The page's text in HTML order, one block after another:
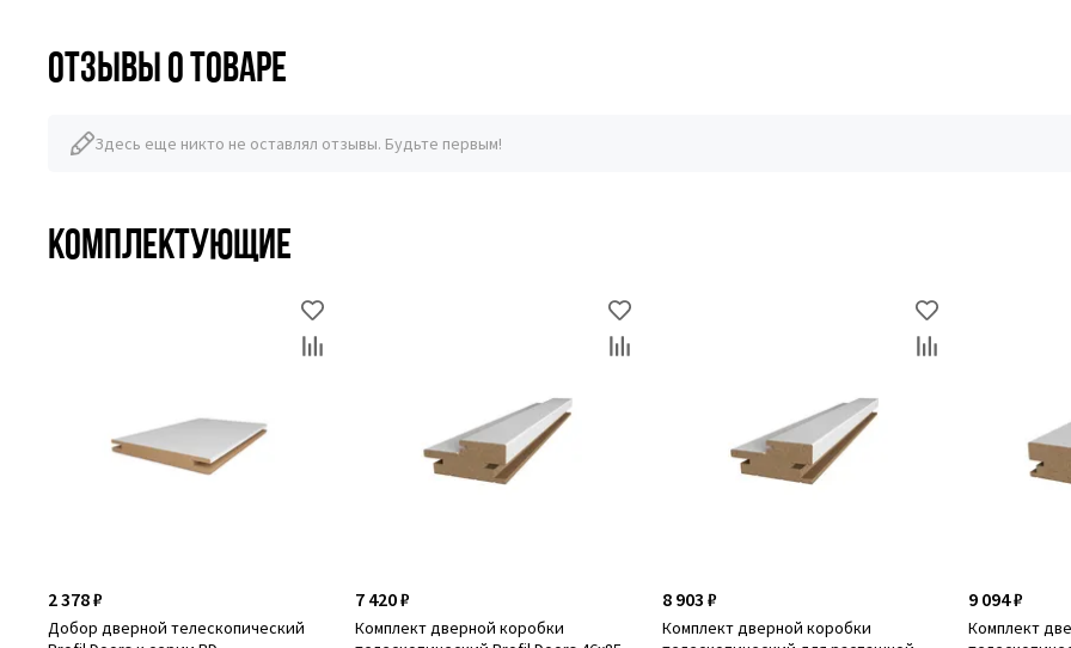
Отзывы о товаре
Здесь еще никто не оставлял отзывы. Будьте первым!
Комплектующие
2 378 ₽
Добор дверной телескопический
7 420 ₽
Комплект дверной коробки
8 903 ₽
Комплект дверной коробки
9 094 ₽
Комплект